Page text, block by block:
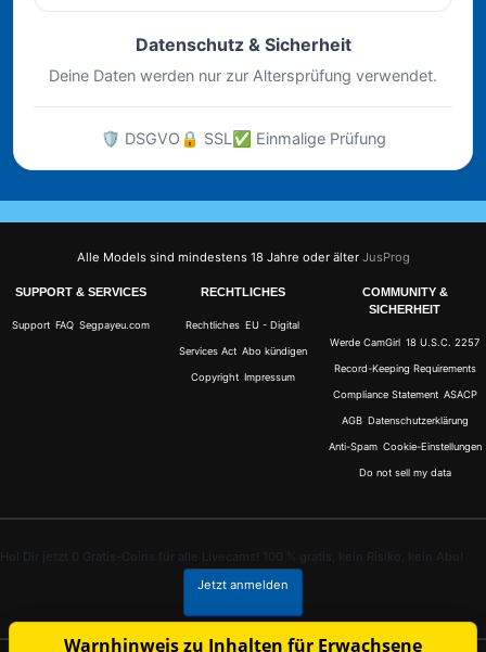
Datenschutz & Sicherheit
Deine Daten werden nur zur Altersprüfung verwendet.
🛡️ DSGVO 🔒 SSL ✅ Einmalige Prüfung
Alle Models sind mindestens 18 Jahre oder älter JusProg
SUPPORT & SERVICES
Support FAQ Segpayeu.com
RECHTLICHES
Rechtliches EU - Digital
Services Act Abo kündigen
Copyright Impressum
COMMUNITY &
SICHERHEIT
Werde CamGirl 18 U.S.C. 2257
Record-Keeping Requirements
Compliance Statement ASACP
AGB Datenschutzerklärung
Anti-Spam Cookie-Einstellungen
Do not sell my data
Hol Dir jetzt 0 Gratis-Coins für alle Livecams! 100 % gratis, kein Risiko, kein Abo!
Jetzt anmelden
Warnhinweis zu Inhalten für Erwachsene